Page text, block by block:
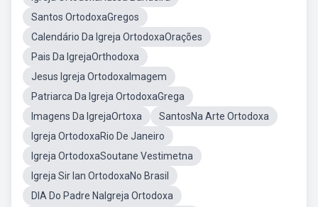
Santos OrtodoxaGregos
Calendário Da Igreja OrtodoxaOrações
Pais Da IgrejaOrthodoxa
Jesus Igreja OrtodoxaImagem
Patriarca Da Igreja OrtodoxaGrega
Imagens Da IgrejaOrtoxa
SantosNa Arte Ortodoxa
Igreja OrtodoxaRio De Janeiro
Igreja OrtodoxaSoutane Vestimetna
Igreja Sir Ian OrtodoxaNo Brasil
DIA Do Padre NaIgreja Ortodoxa